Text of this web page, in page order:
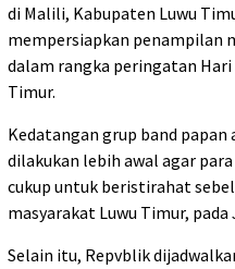
di Malili, Kabupaten Luwu
mempersiapkan penampilan
dalam rangka peringatan Hari
Timur.
Kedatangan grup band
dilakukan lebih awal agar
cukup untuk beristirahat
masyarakat Luwu Timur,
Selain itu, Repvblik